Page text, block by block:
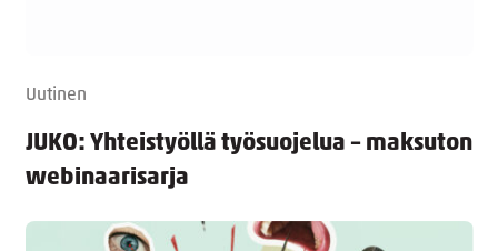
Uutinen
JUKO: Yhteistyöllä työsuojelua – maksuton
webinaarisarja